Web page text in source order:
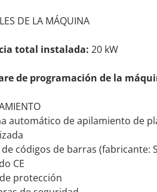
DE LA MÁQUINA
total instalada: 20 kW
de programación de la
automático de apilamiento de
códigos de barras (fabricante:
CE
protección